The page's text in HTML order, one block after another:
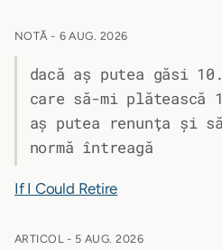
NOTĂ - 6 AUG. 2026
dacă aș putea găsi
care să-mi plătească
aș putea renunța și
normă întreagă
If I Could Retire
ARTICOL - 5 AUG. 2026